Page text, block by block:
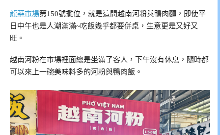
龍華市場第150號攤位，就是這間越南河粉與鴨肉麵，即使平
日中午也是人潮滿滿~吃飯幾乎都要併桌，生意更是又好又
旺。
越南河粉在市場裡面總是坐滿了客人，下午沒有休息，隨時都
可以來上一碗美味料多的河粉與鴨肉飯。